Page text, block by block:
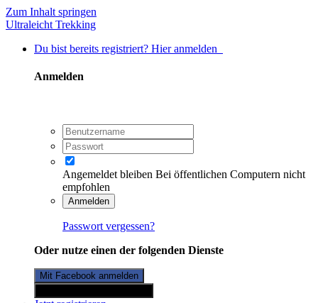
Zum Inhalt springen
Ultraleicht Trekking
Du bist bereits registriert? Hier anmelden
Anmelden
Angemeldet bleiben Bei öffentlichen Computern nicht
empfohlen
Anmelden
Passwort vergessen?
Oder nutze einen der folgenden Dienste
Mit Facebook anmelden